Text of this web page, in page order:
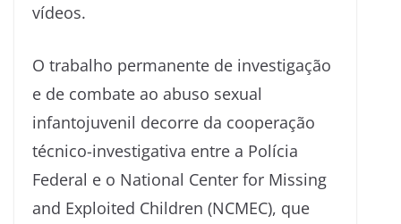
vídeos.
O trabalho permanente de investigação
e de combate ao abuso sexual
infantojuvenil decorre da cooperação
técnico-investigativa entre a Polícia
Federal e o National Center for Missing
and Exploited Children (NCMEC), que